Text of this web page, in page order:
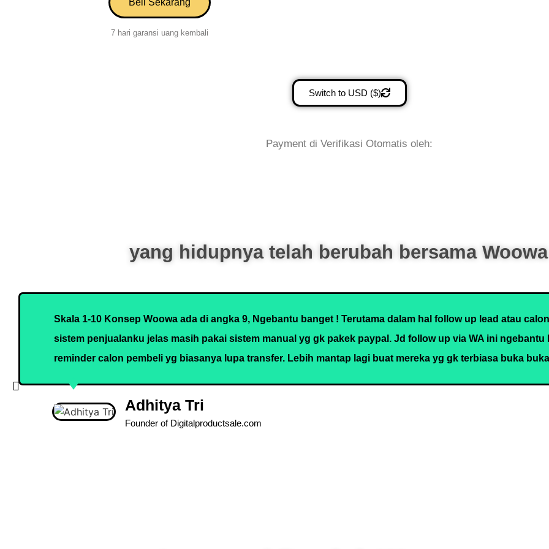
7 hari garansi uang kembali
Switch to USD ($)
Payment di Verifikasi Otomatis oleh:
yang hidupnya telah berubah bersama
Skala 1-10 Konsep Woowa ada di angka 9, Ngebantu banget ! Terutama dalam hal follow up lead atau
sistem penjualanku jelas masih pakai sistem manual yg gk pakek paypal. Jd follow up via WA ini ngebantu
reminder calon pembeli yg biasanya lupa transfer. Lebih mantap lagi buat mereka yg gk terbiasa buka
Adhitya Tri
Founder of Digitalproductsale.com